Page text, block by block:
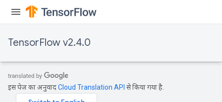
TensorFlow v2.4.0
इस पेज का अनुवादCloud Translation API से किया गया है.